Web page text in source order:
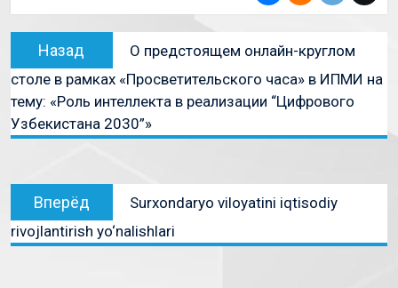
Назад
О предстоящем онлайн-круглом
столе в рамках «Просветительского часа» в ИПМИ на
тему: «Роль интеллекта в реализации “Цифрового
Узбекистана 2030”»
Вперёд
Surxondaryo viloyatini iqtisodiy
rivojlantirish yo‘nalishlari